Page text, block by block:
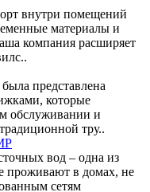
внутри помещений
материалы и
компания расширяет
представлена
которые
обслуживании и
тру..
вод – одна из
проживают в домах, не
сетям